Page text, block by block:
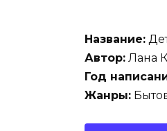
Название:
Автор: Лана
Год
Жанры: